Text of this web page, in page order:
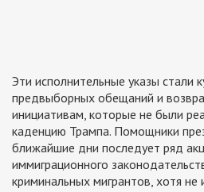
Эти исполнительные указы стали
предвыборных обещаний и
инициативам, которые не были
каденцию Трампа. Помощники
ближайшие дни последует ряд
иммиграционного
криминальных мигрантов, хотя не